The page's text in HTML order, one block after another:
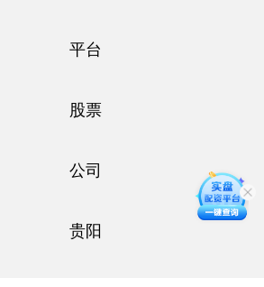
平台
股票
公司
贵阳